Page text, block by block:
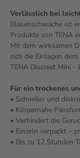
Verlässlich bei
Blasenschwäche ist
Produkte von TENA
Mit dem wirksamen
sich die Einlagen
TENA Discreet Mini -
Für ein trockenes
• Schneller und
• Körpernahe
• Verhindert die
• Einzeln verpackt –
• Bis zu 12 Stunden